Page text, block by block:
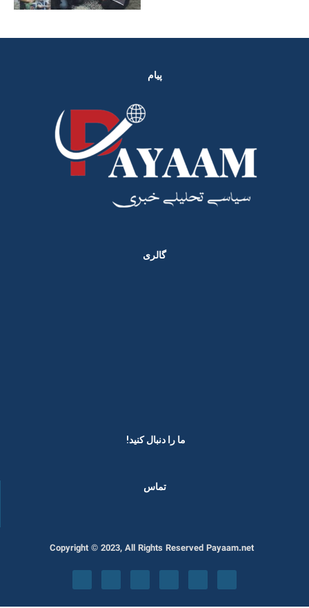
پیام
گالری
ما را دنبال کنید! ​
تماس
Copyright © 2023, All Rights Reserved Payaam.net